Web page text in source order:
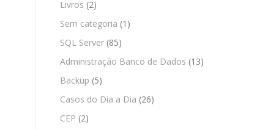
Livros (2)
Sem categoria (1)
SQL Server (85)
Administração Banco de Dados (13)
Backup (5)
Casos do Dia a Dia (26)
CEP (2)